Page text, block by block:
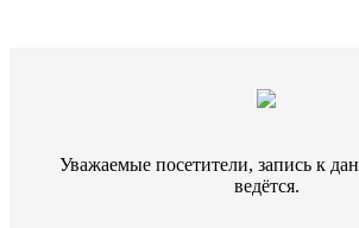
Уважаемые посетители, запись к
ведётся.